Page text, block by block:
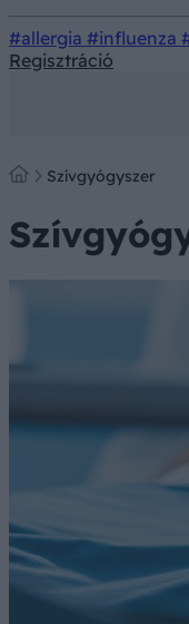
#allergia #influenza
Regisztráció
Szívgyógyszer